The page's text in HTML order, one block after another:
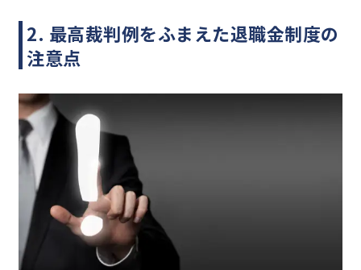
2. 最高裁判例をふまえた退職金制度の
注意点